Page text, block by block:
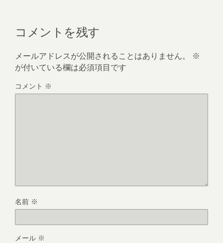
コメントを残す
メールアドレスが公開されることはありません。
※
が付いている欄は必須項目です
コメント ※
名前 ※
メール ※